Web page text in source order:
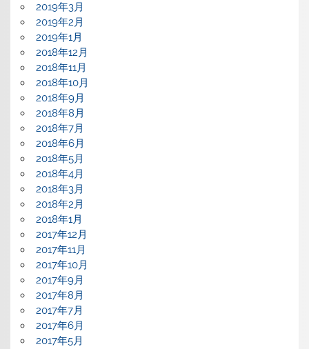
2019年3月
2019年2月
2019年1月
2018年12月
2018年11月
2018年10月
2018年9月
2018年8月
2018年7月
2018年6月
2018年5月
2018年4月
2018年3月
2018年2月
2018年1月
2017年12月
2017年11月
2017年10月
2017年9月
2017年8月
2017年7月
2017年6月
2017年5月